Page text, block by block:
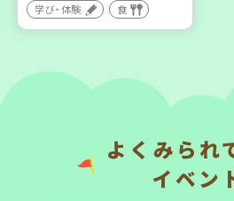
コープ神吉 子育てひろば
子ども
親子で楽しむ
親子
日(月)
2026
9 14
学び・体験
食
よくみられ
イベン